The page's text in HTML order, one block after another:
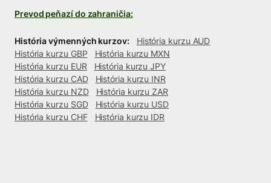
Prevod peňazí do zahraničia:
História výmenných kurzov:
História kurzu AUD
História kurzu GBP
História kurzu MXN
História kurzu EUR
História kurzu JPY
História kurzu CAD
História kurzu INR
História kurzu NZD
História kurzu ZAR
História kurzu SGD
História kurzu USD
História kurzu CHF
História kurzu IDR